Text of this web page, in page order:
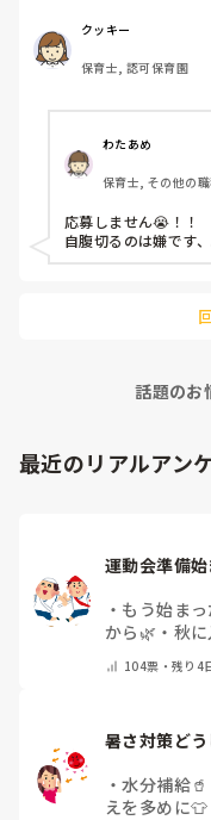
私としてはなかなか
っているのですが、皆
クッキー
保育士, 認可保育園
わたあめ
保育士, その他の
応募しません😭！！
自腹切るのは嫌です、
話題のお
最近のリアルアン
運動会準備
・ もう始まっ
から🌿 ・ 秋
104票・残り4
暑さ対策ど
・水分補給🥤
えを多めに👕